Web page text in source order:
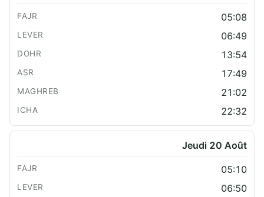
05:08
06:49
13:54
17:49
21:02
22:32
Jeudi 20 Août
05:10
06:50